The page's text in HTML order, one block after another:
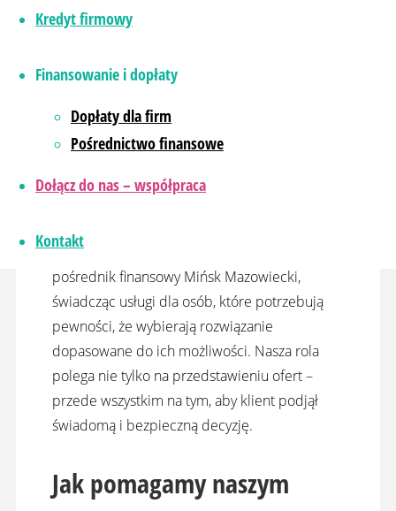
Kredyt firmowy
Finansowanie i dopłaty
Dopłaty dla firm
Pośrednictwo finansowe
Dołącz do nas – współpraca
Kontakt
Jako doświadczony pośrednik finansowy
procesu: od analizy potrzeb, przez
finalizację dokumentów. Zapewniamy pełną
transparentność, jasne zasady współpracy i
wsparcie oparte na rzetelnej wiedzy. Klient
ocenę ryzyka. Pracujemy również jako
pośrednik finansowy Mińsk Mazowiecki,
świadcząc usługi dla osób, które potrzebują
pewności, że wybierają rozwiązanie
dopasowane do ich możliwości. Nasza rola
polega nie tylko na przedstawieniu ofert –
przede wszystkim na tym, aby klient podjął
świadomą i bezpieczną decyzję.
Jak pomagamy naszym